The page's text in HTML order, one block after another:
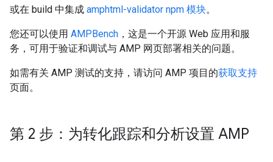
或在 build 中集成 amphtml-validator npm 模块。
您还可以使用 AMPBench ，这是一个开源 Web 应用和服
务，可用于验证和调试与 AMP 网页部署相关的问题。
如需有关 AMP 测试的支持，请访问 AMP 项目的获取支持
页面。
第 2 步：为转化跟踪和分析设置 AMP